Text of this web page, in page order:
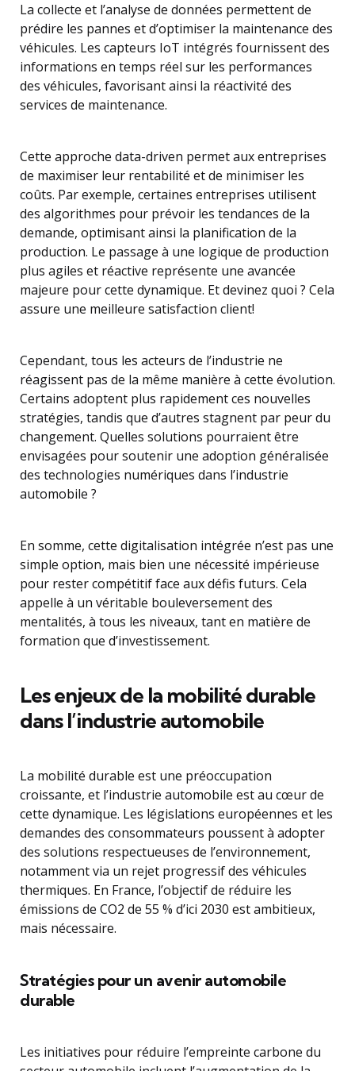
La collecte et l’analyse de données permettent de
prédire les pannes et d’optimiser la maintenance des
véhicules. Les capteurs IoT intégrés fournissent des
informations en temps réel sur les performances
des véhicules, favorisant ainsi la réactivité des
services de maintenance.
Cette approche data-driven permet aux entreprises
de maximiser leur rentabilité et de minimiser les
coûts. Par exemple, certaines entreprises utilisent
des algorithmes pour prévoir les tendances de la
demande, optimisant ainsi la planification de la
production. Le passage à une logique de production
plus agiles et réactive représente une avancée
majeure pour cette dynamique. Et devinez quoi ? Cela
assure une meilleure satisfaction client!
Cependant, tous les acteurs de l’industrie ne
réagissent pas de la même manière à cette évolution.
Certains adoptent plus rapidement ces nouvelles
stratégies, tandis que d’autres stagnent par peur du
changement. Quelles solutions pourraient être
envisagées pour soutenir une adoption généralisée
des technologies numériques dans l’industrie
automobile ?
En somme, cette digitalisation intégrée n’est pas une
simple option, mais bien une nécessité impérieuse
pour rester compétitif face aux défis futurs. Cela
appelle à un véritable bouleversement des
mentalités, à tous les niveaux, tant en matière de
formation que d’investissement.
Les enjeux de la mobilité durable
dans l’industrie automobile
La mobilité durable est une préoccupation
croissante, et l’industrie automobile est au cœur de
cette dynamique. Les législations européennes et les
demandes des consommateurs poussent à adopter
des solutions respectueuses de l’environnement,
notamment via un rejet progressif des véhicules
thermiques. En France, l’objectif de réduire les
émissions de CO2 de 55 % d’ici 2030 est ambitieux,
mais nécessaire.
Stratégies pour un avenir automobile
durable
Les initiatives pour réduire l’empreinte carbone du